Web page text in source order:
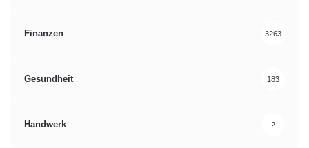
Finanzen 3263
Gesundheit 183
Handwerk 2